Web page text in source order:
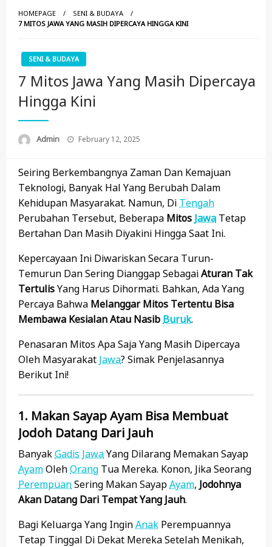
HOMEPAGE
SENI & BUDAYA
7 MITOS JAWA YANG MASIH DIPERCAYA HINGGA KINI
SENI & BUDAYA
7 Mitos Jawa Yang Masih Dipercaya
Hingga Kini
Admin
Posted
February 12, 2025
Seiring Berkembangnya Zaman Dan Kemajuan
Teknologi, Banyak Hal Yang Berubah Dalam
Kehidupan Masyarakat. Namun, Di Tengah
Perubahan Tersebut, Beberapa Mitos Jawa Tetap
Bertahan Dan Masih Diyakini Hingga Saat Ini.
Kepercayaan Ini Diwariskan Secara Turun-
Temurun Dan Sering Dianggap SebagaiAturan Tak
TertulisYang Harus Dihormati. Bahkan, Ada Yang
Percaya Bahwa Melanggar Mitos Tertentu Bisa
Membawa Kesialan Atau Nasib Buruk.
Penasaran Mitos Apa Saja Yang Masih Dipercaya
Oleh Masyarakat Jawa? Simak Penjelasannya
Berikut Ini!
1. Makan Sayap Ayam Bisa Membuat
Jodoh Datang Dari Jauh
BanyakGadis JawaYang Dilarang Memakan Sayap
AyamOlehOrang Tua Mereka. Konon, Jika Seorang
PerempuanSering Makan SayapAyam, Jodohnya
Akan Datang Dari Tempat Yang Jauh.
Bagi Keluarga Yang InginAnak Perempuannya
Tetap Tinggal Di Dekat Mereka Setelah Menikah,